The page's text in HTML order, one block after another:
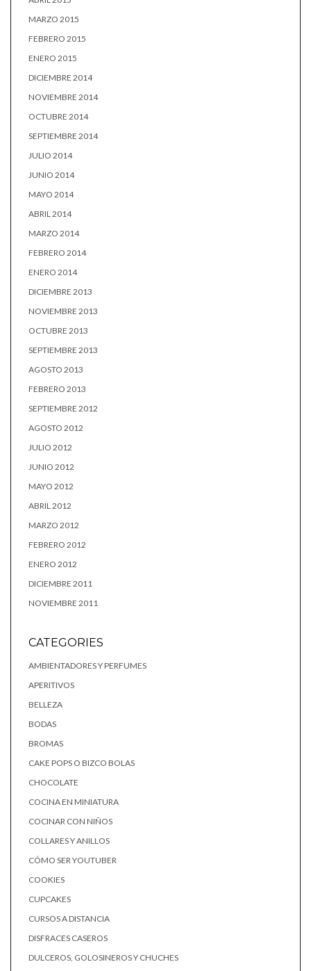
MARZO 2015
FEBRERO 2015
ENERO 2015
DICIEMBRE 2014
NOVIEMBRE 2014
OCTUBRE 2014
SEPTIEMBRE 2014
JULIO 2014
JUNIO 2014
MAYO 2014
ABRIL 2014
MARZO 2014
FEBRERO 2014
ENERO 2014
DICIEMBRE 2013
NOVIEMBRE 2013
OCTUBRE 2013
SEPTIEMBRE 2013
AGOSTO 2013
FEBRERO 2013
SEPTIEMBRE 2012
AGOSTO 2012
JULIO 2012
JUNIO 2012
MAYO 2012
ABRIL 2012
MARZO 2012
FEBRERO 2012
ENERO 2012
DICIEMBRE 2011
NOVIEMBRE 2011
CATEGORIES
AMBIENTADORES Y PERFUMES
APERITIVOS
BELLEZA
BODAS
BROMAS
CAKE POPS O BIZCO BOLAS
CHOCOLATE
COCINA EN MINIATURA
COCINAR CON NIÑOS
COLLARES Y ANILLOS
CÓMO SER YOUTUBER
COOKIES
CUPCAKES
CURSOS A DISTANCIA
DISFRACES CASEROS
DULCEROS, GOLOSINEROS Y CHUCHES